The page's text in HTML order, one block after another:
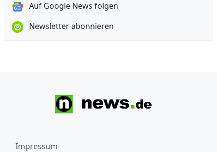
Auf Google News folgen
Newsletter abonnieren
Impressum